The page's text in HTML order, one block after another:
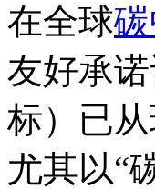
在全球
友好承诺
标）已
尤其以“